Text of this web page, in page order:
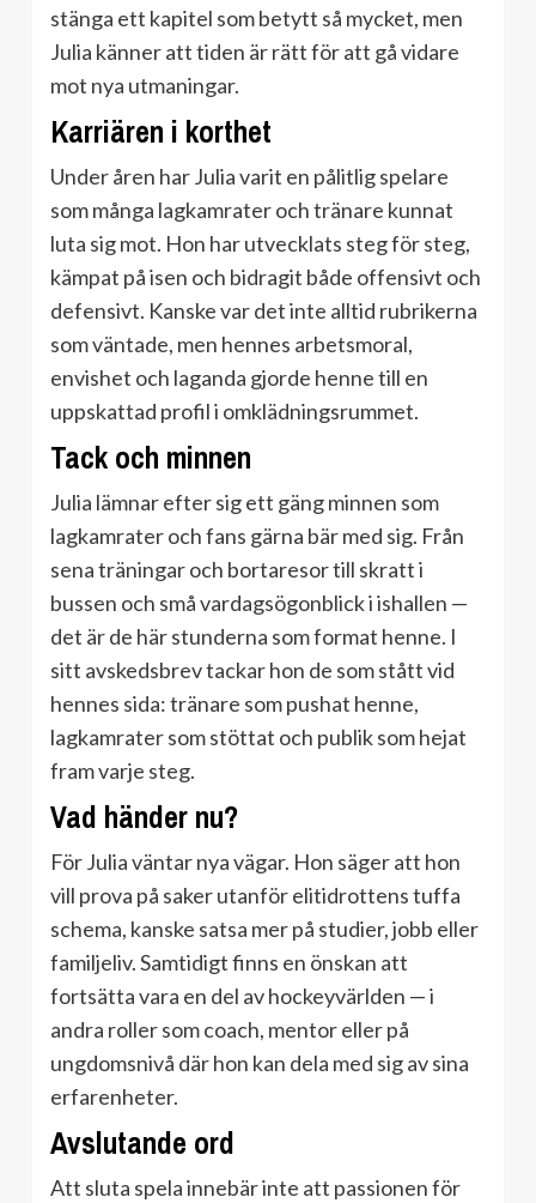
stänga ett kapitel som betytt så mycket, men
Julia känner att tiden är rätt för att gå vidare
mot nya utmaningar.
Karriären i korthet
Under åren har Julia varit en pålitlig spelare
som många lagkamrater och tränare kunnat
luta sig mot. Hon har utvecklats steg för steg,
kämpat på isen och bidragit både offensivt och
defensivt. Kanske var det inte alltid rubrikerna
som väntade, men hennes arbetsmoral,
envishet och laganda gjorde henne till en
uppskattad profil i omklädningsrummet.
Tack och minnen
Julia lämnar efter sig ett gäng minnen som
lagkamrater och fans gärna bär med sig. Från
sena träningar och bortaresor till skratt i
bussen och små vardagsögonblick i ishallen —
det är de här stunderna som format henne. I
sitt avskedsbrev tackar hon de som stått vid
hennes sida: tränare som pushat henne,
lagkamrater som stöttat och publik som hejat
fram varje steg.
Vad händer nu?
För Julia väntar nya vägar. Hon säger att hon
vill prova på saker utanför elitidrottens tuffa
schema, kanske satsa mer på studier, jobb eller
familjeliv. Samtidigt finns en önskan att
fortsätta vara en del av hockeyvärlden — i
andra roller som coach, mentor eller på
ungdomsnivå där hon kan dela med sig av sina
erfarenheter.
Avslutande ord
Att sluta spela innebär inte att passionen för